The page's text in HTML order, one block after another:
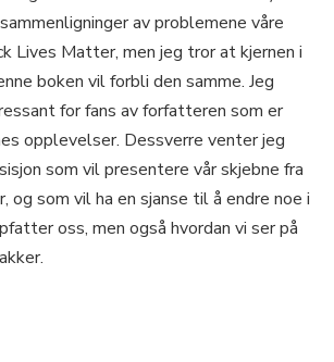
av problemene våre
Lives Matter, men jeg tror at kjernen i
boken vil forbli den samme. Jeg
for fans av forfatteren som er
opplevelser. Dessverre venter jeg
som vil presentere vår skjebne fra
og som vil ha en sjanse til å endre noe i
oss, men også hvordan vi ser på